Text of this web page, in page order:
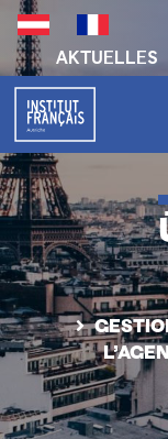
Skip
main
content
H
A
D
E
R
N
A
V
I
A
AKTUELLES